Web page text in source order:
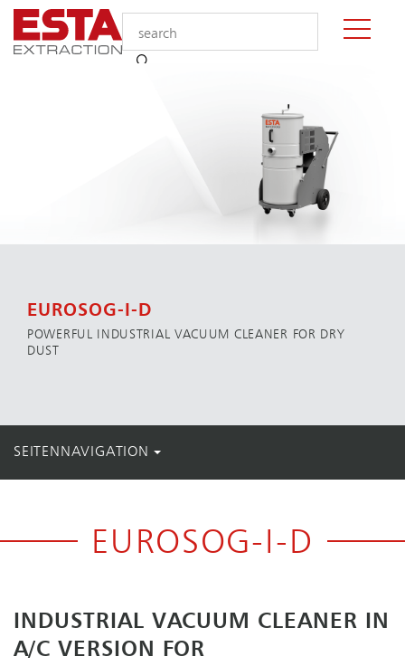
EUROSOG-I-D
POWERFUL INDUSTRIAL VACUUM CLEANER FOR DRY
DUST
SEITENNAVIGATION
EUROSOG-I-D
INDUSTRIAL VACUUM CLEANER IN
A/C VERSION FOR